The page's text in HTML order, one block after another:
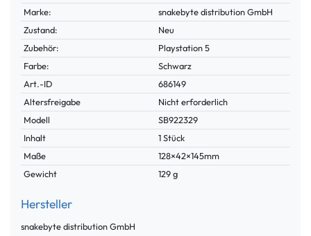
Merkmal
Marke:
snakebyte distribution GmbH
Zustand:
Neu
Zubehör:
Playstation 5
Farbe:
Schwarz
Technisches
Merkmal
Wert
Art.-ID
686149
Altersfreigabe
Nicht erforderlich
Modell
SB922329
Inhalt
1 Stück
Maße
128×42×145mm
Gewicht
129 g
Hersteller
snakebyte distribution GmbH